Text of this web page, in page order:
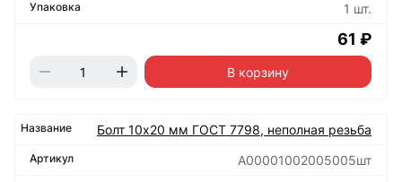
1 шт.
61 ₽
В корзину
Болт 10х20 мм ГОСТ 7798, неполная резьба
А00001002005005шт